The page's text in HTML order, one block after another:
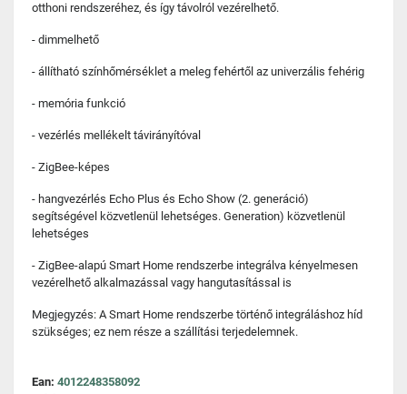
otthoni rendszeréhez, és így távolról vezérelhető.
- dimmelhető
- állítható színhőmérséklet a meleg fehértől az univerzális fehérig
- memória funkció
- vezérlés mellékelt távirányítóval
- ZigBee-képes
- hangvezérlés Echo Plus és Echo Show (2. generáció)
segítségével közvetlenül lehetséges. Generation) közvetlenül
lehetséges
- ZigBee-alapú Smart Home rendszerbe integrálva kényelmesen
vezérelhető alkalmazással vagy hangutasítással is
Megjegyzés: A Smart Home rendszerbe történő integráláshoz híd
szükséges; ez nem része a szállítási terjedelemnek.
Ean: 4012248358092